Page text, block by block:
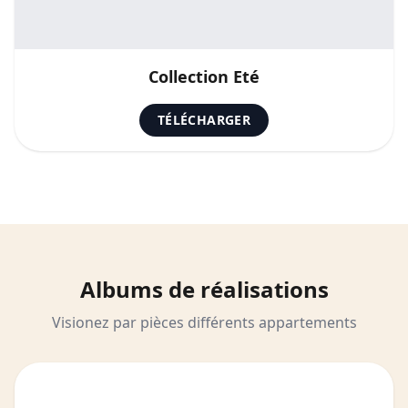
Collection Eté
TÉLÉCHARGER
Albums de réalisations
Visionez par pièces différents appartements